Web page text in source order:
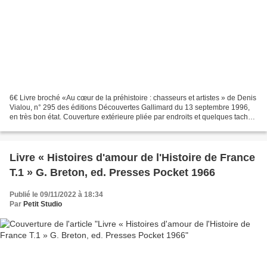
6€ Livre broché «Au cœur de la préhistoire : chasseurs et artistes » de Denis
Vialou, n° 295 des éditions Découvertes Gallimard du 13 septembre 1996,
en très bon état. Couverture extérieure pliée par endroits et quelques taches,
Livre « Histoires d'amour de l'Histoire de France
T.1 » G. Breton, ed. Presses Pocket 1966
Publié le 09/11/2022 à 18:34
Par Petit Studio